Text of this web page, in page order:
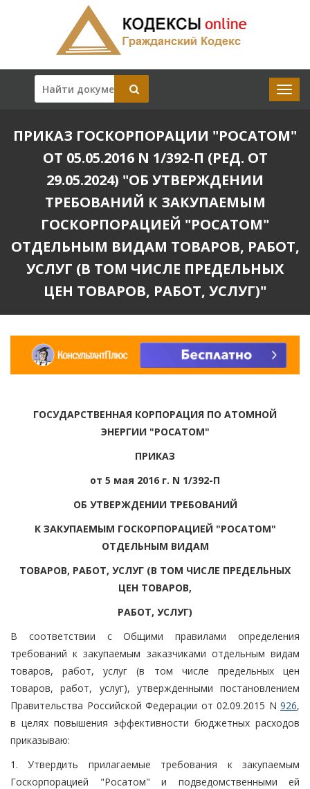
ПРИКАЗ ГОСКОРПОРАЦИИ "РОСАТОМ"
ОТ 05.05.2016 N 1/392-П (РЕД. ОТ
29.05.2024) "ОБ УТВЕРЖДЕНИИ
ТРЕБОВАНИЙ К ЗАКУПАЕМЫМ
ГОСКОРПОРАЦИЕЙ "РОСАТОМ"
ОТДЕЛЬНЫМ ВИДАМ ТОВАРОВ, РАБОТ,
УСЛУГ (В ТОМ ЧИСЛЕ ПРЕДЕЛЬНЫХ
ЦЕН ТОВАРОВ, РАБОТ, УСЛУГ)"
ГОСУДАРСТВЕННАЯ КОРПОРАЦИЯ ПО АТОМНОЙ
ЭНЕРГИИ "РОСАТОМ"
ПРИКАЗ
от 5 мая 2016 г. N 1/392-П
ОБ УТВЕРЖДЕНИИ ТРЕБОВАНИЙ
К ЗАКУПАЕМЫМ ГОСКОРПОРАЦИЕЙ "РОСАТОМ"
ОТДЕЛЬНЫМ ВИДАМ
ТОВАРОВ, РАБОТ, УСЛУГ (В ТОМ ЧИСЛЕ ПРЕДЕЛЬНЫХ
ЦЕН ТОВАРОВ,
РАБОТ, УСЛУГ)
В соответствии с Общими правилами определения
требований к закупаемым заказчиками отдельным видам
товаров, работ, услуг (в том числе предельных цен
товаров, работ, услуг), утвержденными постановлением
Правительства Российской Федерации от 02.09.2015 N 926,
в целях повышения эффективности бюджетных расходов
приказываю:
1. Утвердить прилагаемые требования к закупаемым
Госкорпорацией "Росатом" и подведомственными ей